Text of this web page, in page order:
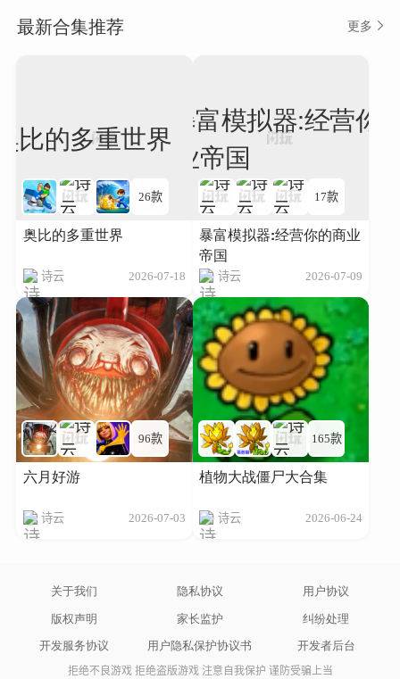
最新合集推荐 更多
26款
奥比的多重世界
诗云 2026-07-18
17款
暴富模拟器:经营你的商业
帝国
诗云 2026-07-09
96款
六月好游
诗云 2026-07-03
165款
植物大战僵尸大合集
诗云 2026-06-24
关于我们 隐私协议
用户协议
版权声明
家长监护
纠纷处理
开发服务协议
用户隐私保护协议书 开发者后台
拒绝不良游戏 拒绝盗版游戏 注意自我保护 谨防受骗上当